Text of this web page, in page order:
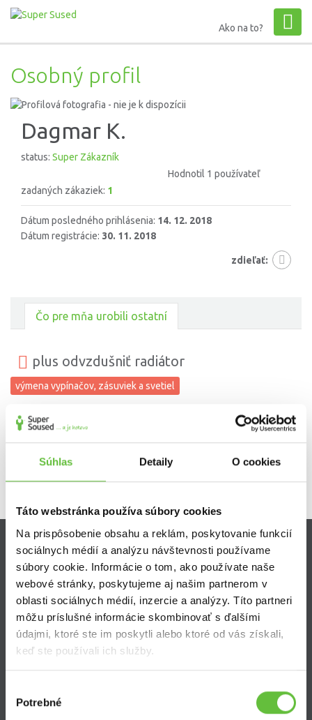
Súhlas Detaily O cookies
Táto webstránka používa súbory cookies
Na prispôsobenie obsahu a reklám, poskytovanie funkcií
sociálnych médií a analýzu návštevnosti používame
súbory cookie. Informácie o tom, ako používate naše
webové stránky, poskytujeme aj našim partnerom v
oblasti sociálnych médií, inzercie a analýzy. Títo partneri
môžu príslušné informácie skombinovať s ďalšími
údajmi, ktoré ste im poskytli alebo ktoré od vás získali,
keď ste používali ich služby.
súhlasu
Potrebné
Ako na to?
Osobný profil
Dagmar K.
status: Super Zákazník
Hodnotil 1 používateľ
zadaných zákaziek: 1
Dátum posledného prihlásenia: 14. 12. 2018
Dátum registrácie: 30. 11. 2018
zdieľať:
Čo pre mňa urobili ostatní
plus odvzdušniť radiátor
výmena vypínačov, zásuviek a svetiel
Odporúčam p. Romana
Zistite viac
Ako Super Sused funguje?
Ako sa stať Super Susedom?
Často kladené otázky